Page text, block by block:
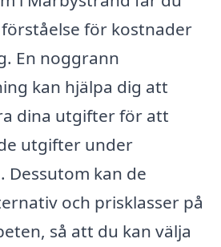
för kostnader
En noggrann
kan hjälpa dig att
dina utgifter för att
utgifter under
Dessutom kan de
och prisklasser på
så att du kan välja